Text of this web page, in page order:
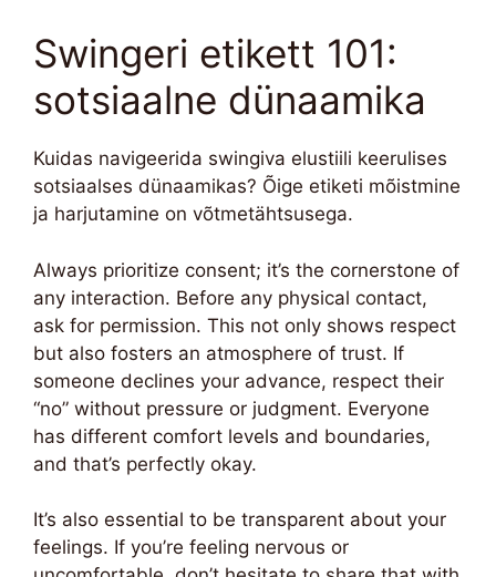
Swingeri etikett 101:
sotsiaalne dünaamika
Kuidas navigeerida swingiva elustiili keerulises
sotsiaalses dünaamikas? Õige etiketi mõistmine
ja harjutamine on võtmetähtsusega.
Always prioritize consent; it’s the cornerstone of
any interaction. Before any physical contact,
ask for permission. This not only shows respect
but also fosters an atmosphere of trust. If
someone declines your advance, respect their
“no” without pressure or judgment. Everyone
has different comfort levels and boundaries,
and that’s perfectly okay.
It’s also essential to be transparent about your
feelings. If you’re feeling nervous or